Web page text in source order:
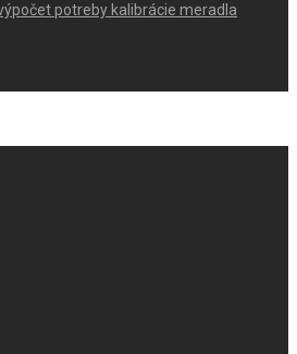
potreby kalibrácie meradla